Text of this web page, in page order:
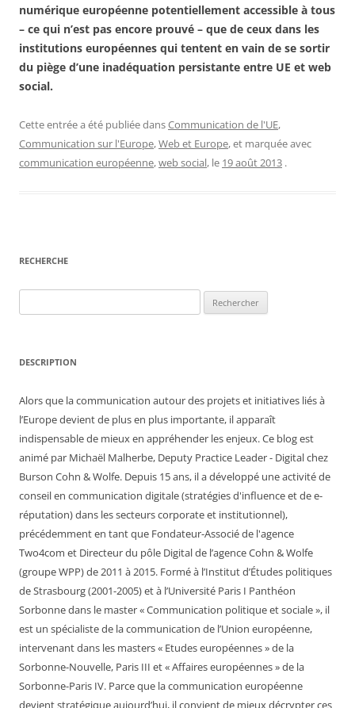
numérique européenne potentiellement accessible à tous
– ce qui n’est pas encore prouvé – que de ceux dans les
institutions européennes qui tentent en vain de se sortir
du piège d’une inadéquation persistante entre UE et web
social.
Cette entrée a été publiée dansCommunication de l'UE,
Communication sur l'Europe,Web et Europe, et marquée avec
communication européenne,web social, le 19 août 2013 .
RECHERCHE
DESCRIPTION
Alors que la communication autour des projets et initiatives liés à
l’Europe devient de plus en plus importante, il apparaît
indispensable de mieux en appréhender les enjeux. Ce blog est
animé par Michaël Malherbe, Deputy Practice Leader - Digital chez
Burson Cohn & Wolfe. Depuis 15 ans, il a développé une activité de
conseil en communication digitale (stratégies d'influence et de e-
réputation) dans les secteurs corporate et institutionnel),
précédemment en tant que Fondateur-Associé de l'agence
Two4com et Directeur du pôle Digital de l’agence Cohn & Wolfe
(groupe WPP) de 2011 à 2015. Formé à l’Institut d’Études politiques
de Strasbourg (2001-2005) et à l’Université Paris I Panthéon
Sorbonne dans le master « Communication politique et sociale », il
est un spécialiste de la communication de l’Union européenne,
intervenant dans les masters « Etudes européennes » de la
Sorbonne-Nouvelle, Paris III et « Affaires européennes » de la
Sorbonne-Paris IV. Parce que la communication européenne